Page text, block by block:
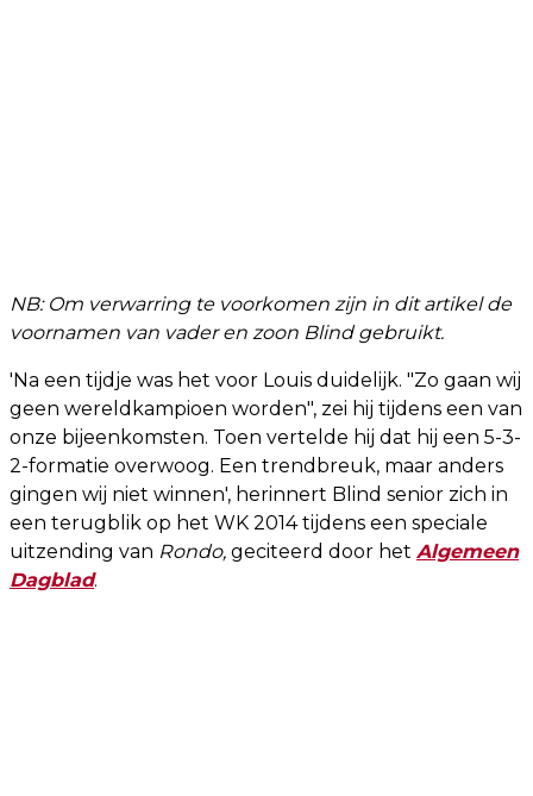
NB: Om verwarring te voorkomen zijn in dit artikel de
voornamen van vader en zoon Blind gebruikt.
'Na een tijdje was het voor Louis duidelijk. "Zo gaan wij
geen wereldkampioen worden", zei hij tijdens een van
onze bijeenkomsten. Toen vertelde hij dat hij een 5-3-
2-formatie overwoog. Een trendbreuk, maar anders
gingen wij niet winnen', herinnert Blind senior zich in
een terugblik op het WK 2014 tijdens een speciale
uitzending van Rondo, geciteerd door het Algemeen
Dagblad.